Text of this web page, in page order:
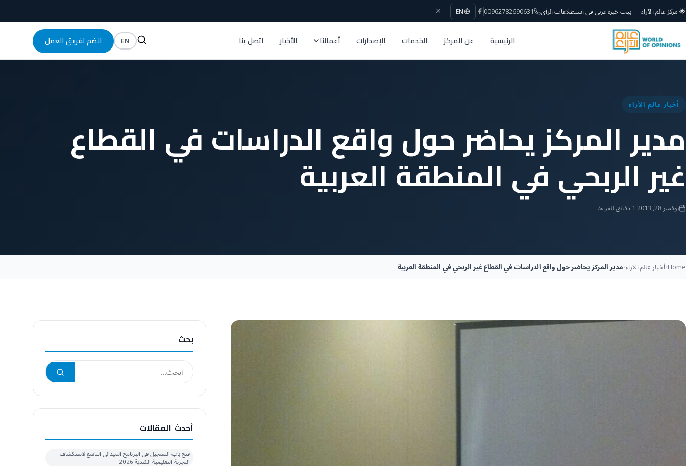
🌟 مركز عالم الآراء — بيت خبرة عربي في استطلاعات الرأي 00962782690631
EN
الرئيسية عن المركز الخدمات الإصدارات أعمالنا الأخبار اتصل بنا EN انضم لفريق العمل
أخبار عالم الآراء
مدير المركز يحاضر حول واقع الدراسات في القطاع
غير الربحي في المنطقة العربية
نوفمبر 28, 2013 ·1 دقائق للقراءة
Home
\أخبار عالم الآراء\مدير المركز يحاضر حول واقع الدراسات في القطاع غير الربحي في المنطقة العربية
بحث
أحدث المقالات
فتح باب التسجيل في البرنامج الميداني التاسع لاستكشاف
التجربة التعليمية الكندية 2026